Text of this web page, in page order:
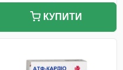
КУПИТИ